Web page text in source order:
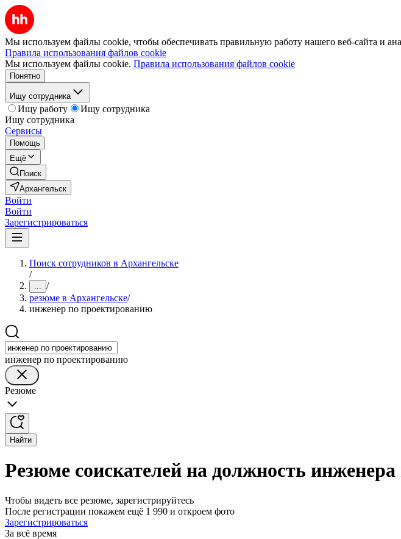
Мы используем файлы cookie, чтобы обеспечивать правильную работу нашего веб-сайта и
Правила использования файлов cookie
Мы используем файлы cookie. Правила использования файлов cookie
Понятно
Ищу сотрудника
Ищу работу
Ищу сотрудника
Ищу сотрудника
Сервисы
Помощь
Ещё
Поиск
Архангельск
Войти
Войти
Зарегистрироваться
Поиск сотрудников в Архангельске
/
... /
резюме в Архангельске/
инженер по проектированию
инженер по проектированию
Резюме
Найти
Резюме соискателей на должность
Чтобы видеть все резюме, зарегистрируйтесь
После регистрации покажем ещё 1 990 и откроем фото
Зарегистрироваться
За всё время